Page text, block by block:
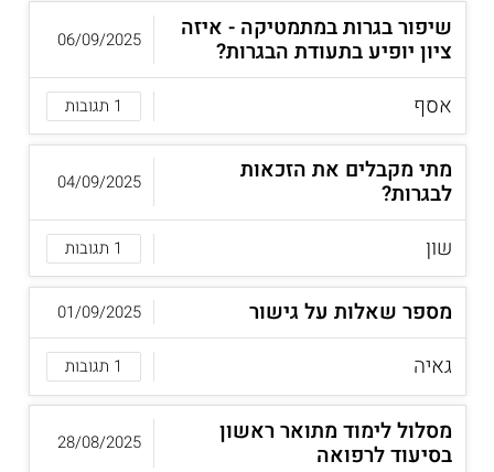
שיפור בגרות במתמטיקה - איזה
ציון יופיע בתעודת הבגרות?
אסף
1 תגובות
06/09/2025
מתי מקבלים את הזכאות
לבגרות?
שון
1 תגובות
04/09/2025
מספר שאלות על גישור
גאיה
1 תגובות
01/09/2025
מסלול לימוד מתואר ראשון
בסיעוד לרפואה
28/08/2025